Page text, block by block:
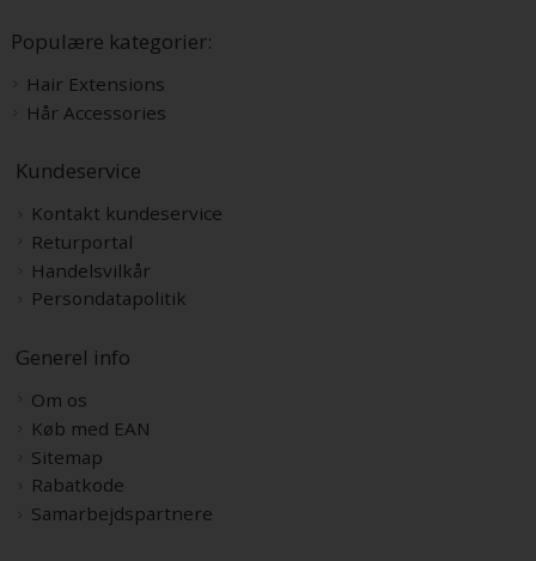
Populære kategorier:
Hair Extensions
Hår Accessories
Kundeservice
Kontakt kundeservice
Returportal
Handelsvilkår
Persondatapolitik
Generel info
Om os
Køb med EAN
Sitemap
Rabatkode
Samarbejdspartnere